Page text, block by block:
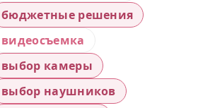
бюджетные решения
видеосъемка
выбор камеры
выбор наушников